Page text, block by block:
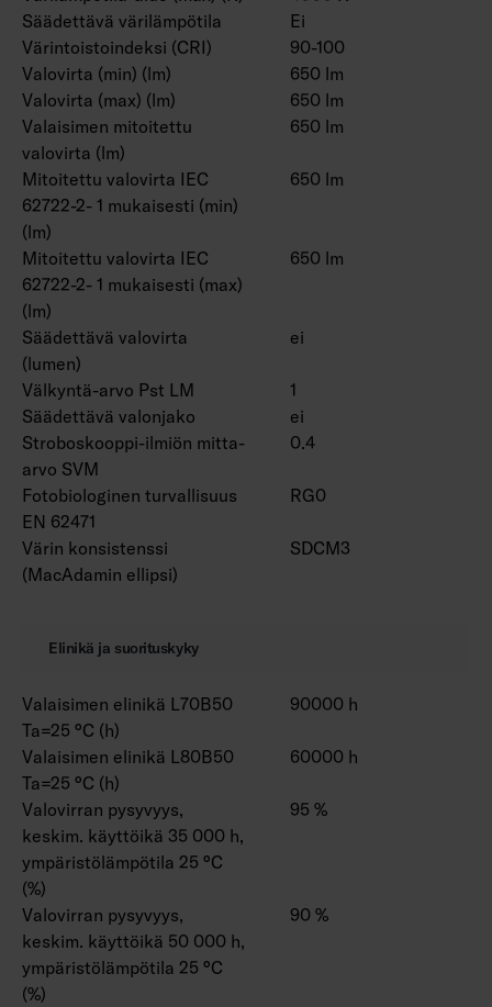
Säädettävä värilämpötila
Ei
Värintoistoindeksi (CRI)
90-100
Valovirta (min) (lm)
650 lm
Valovirta (max) (lm)
650 lm
Valaisimen mitoitettu
valovirta (lm)
650 lm
Mitoitettu valovirta IEC
62722-2- 1 mukaisesti (min)
(lm)
650 lm
Mitoitettu valovirta IEC
62722-2- 1 mukaisesti (max)
(lm)
650 lm
Säädettävä valovirta
(lumen)
ei
Välkyntä-arvo Pst LM
1
Säädettävä valonjako
ei
Stroboskooppi-ilmiön mitta-
arvo SVM
0.4
Fotobiologinen turvallisuus
EN 62471
RG0
Värin konsistenssi
(MacAdamin ellipsi)
SDCM3
Elinikä ja suorituskyky
Valaisimen elinikä L70B50
Ta=25 °C (h)
90000 h
Valaisimen elinikä L80B50
Ta=25 °C (h)
60000 h
Valovirran pysyvyys,
keskim. käyttöikä 35 000 h,
ympäristölämpötila 25 °C
(%)
95 %
Valovirran pysyvyys,
keskim. käyttöikä 50 000 h,
ympäristölämpötila 25 °C
(%)
90 %